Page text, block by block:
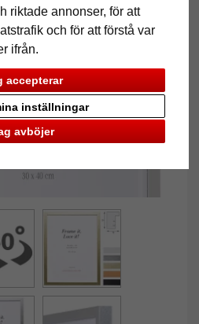
riktade annonser, för att
och för att förstå var
ifrån.
accepterar
avböjer
inställningar